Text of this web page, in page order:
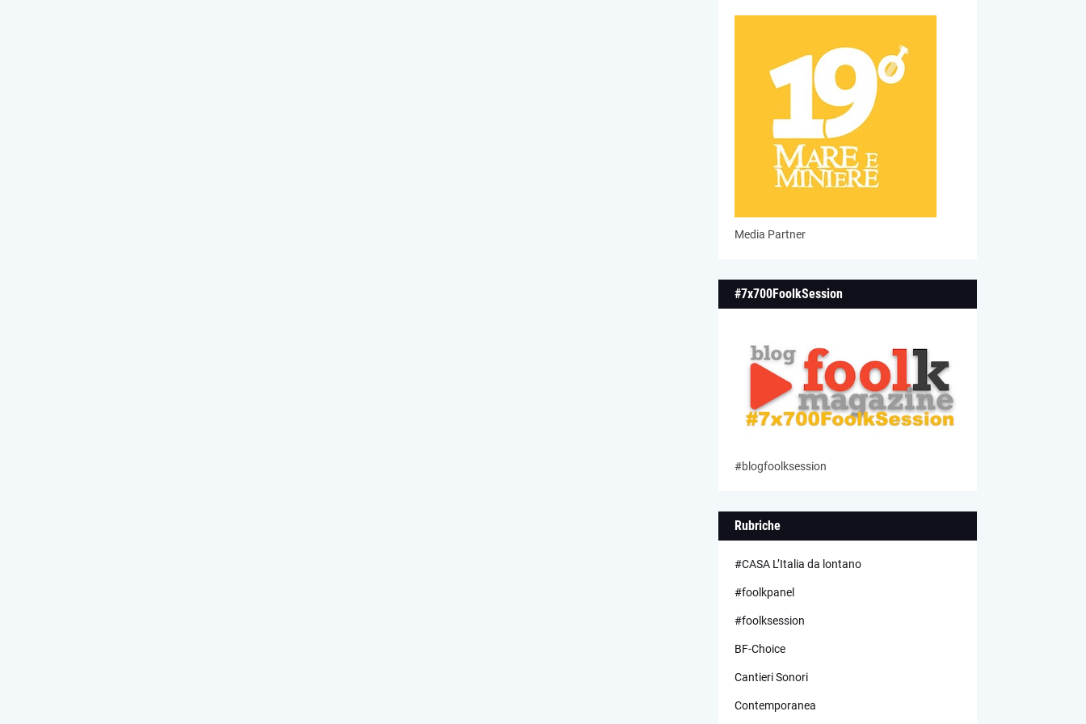
Media Partner
#7x700FoolkSession
#blogfoolksession
Rubriche
#CASA L’Italia da lontano
#foolkpanel
#foolksession
BF-Choice
Cantieri Sonori
Contemporanea